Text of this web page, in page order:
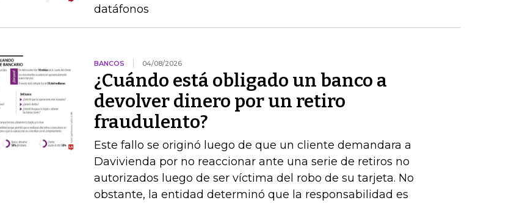
datáfonos
BANCOS 04/08/2026
¿Cuándo está obligado un banco a
devolver dinero por un retiro
fraudulento?
Este fallo se originó luego de que un cliente demandara a
Davivienda por no reaccionar ante una serie de retiros no
autorizados luego de ser víctima del robo de su tarjeta. No
obstante, la entidad determinó que la responsabilidad es